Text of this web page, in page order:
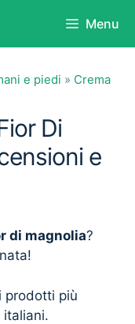
Menu
e piedi » Crema
Di
e
di magnolia?
prodotti più
italiani.